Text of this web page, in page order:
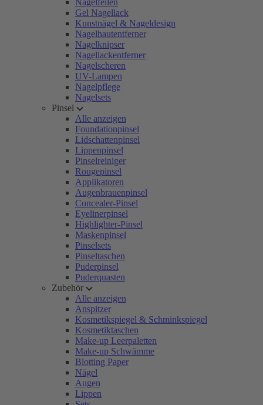
Nagelfeilen
Gel Nagellack
Kunstnägel & Nageldesign
Nagelhautentferner
Nagelknipser
Nagellackentferner
Nagelscheren
UV-Lampen
Nagelpflege
Nagelsets
Pinsel
Alle anzeigen
Foundationpinsel
Lidschattenpinsel
Lippenpinsel
Pinselreiniger
Rougepinsel
Applikatoren
Augenbrauenpinsel
Concealer-Pinsel
Eyelinerpinsel
Highlighter-Pinsel
Maskenpinsel
Pinselsets
Pinseltaschen
Puderpinsel
Puderquasten
Zubehör
Alle anzeigen
Anspitzer
Kosmetikspiegel & Schminkspiegel
Kosmetiktaschen
Make-up Leerpaletten
Make-up Schwämme
Blotting Paper
Nägel
Augen
Lippen